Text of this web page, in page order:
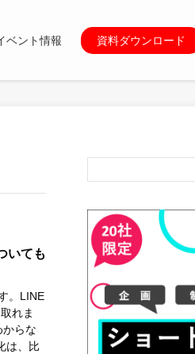
ベント情報 資料ダウンロード
いても
。LINE
れま
らな
は、比